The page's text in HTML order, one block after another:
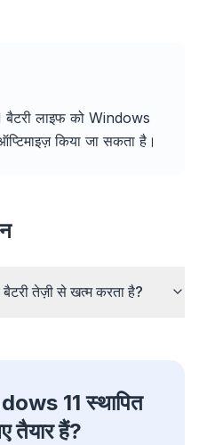
बैटरी लाइफ को Windows
किया जा सकता है।
तेज़ी से खत्म करता है?
11 स्थापित
तैयार हैं?
Sponsored
Optimizer
down.